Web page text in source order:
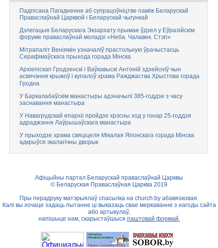
Падпісана Пагадненне аб супрацоўніцтве паміж Беларускай
Праваслаўнай Царквой і Беларускай чыгункай
Дэлегацыя Беларускага Экзархату прымае ўдзел у Еўразійскім
форуме праваслаўнай моладзі «Неба. Чалавек. Стэп»
Мітрапаліт Веніямін узначаліў прастольную ўрачыстасць
Серафімаўскага прыхода горада Мінска
Архіепіскап Гродзенскі і Ваўкавыскі Антоній здзейсніў чын
асвячэння крыжоў і купалоў храма Ражджаства Хрыстова горада
Гродна
У Баркалабаўскім манастыры адзначылі 385-годдзе з часу
заснавання манастыра
У Навагрудскай епархіі пройдзе хрэсны ход у гонар 25-годдзя
адраджэння Лаўрышаўскага манастыра
У прыходзе храма свяціцеля Мікалая Японскага горада Мінска
адкрыўся экалагічны дворык
Афіцыйны партал Беларускай праваслаўнай Царквы
© Беларуская Праваслаўная Царква 2019
Пры перадруку матэрыялаў спасылка на church.by абавязковая.
Калі вы хочаце задаць пытанне ці выказаць свае меркаванне з нагоды сайта
або артыкулаў,
напішыце нам, скарыстаўшыся паштовай формай.